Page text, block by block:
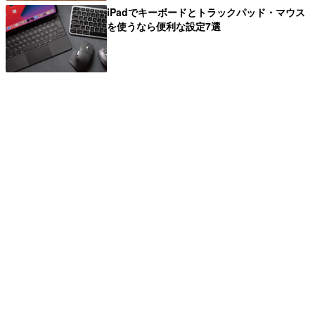
iPadでキーボードとトラックパッド・マウス
を使うなら便利な設定7選